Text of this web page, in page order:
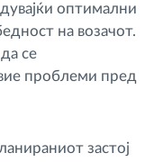
оптимални
на возачот.
се
проблеми пред
застој